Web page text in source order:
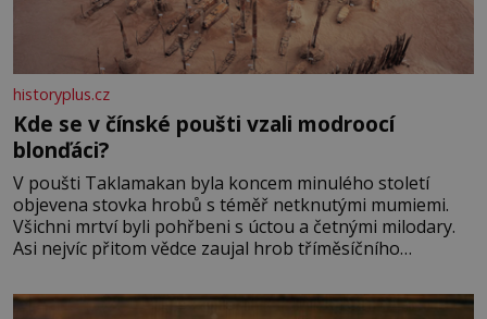
historyplus.cz
Kde se v čínské poušti vzali modroocí
blonďáci?
V poušti Taklamakan byla koncem minulého století
objevena stovka hrobů s téměř netknutými mumiemi.
Všichni mrtví byli pohřbeni s úctou a četnými milodary.
Asi nejvíc přitom vědce zaujal hrob tříměsíčního
blonďaté vlásky. Fakt, že jsou těla dávných lidí nesmírně
dobře zachovalá, přičítají odborníci zdejším klimatickým